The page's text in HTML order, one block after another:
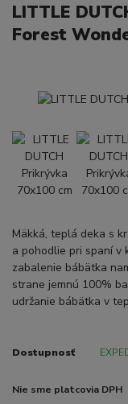
LITTLE
Forest
Mäkká, teplá deka s
a pohodlie pri spaní v
zabalenie bábätka
strane jemnú 100%
udržanie bábätka v
Dostupnosť
Nie sme platcovia DPH